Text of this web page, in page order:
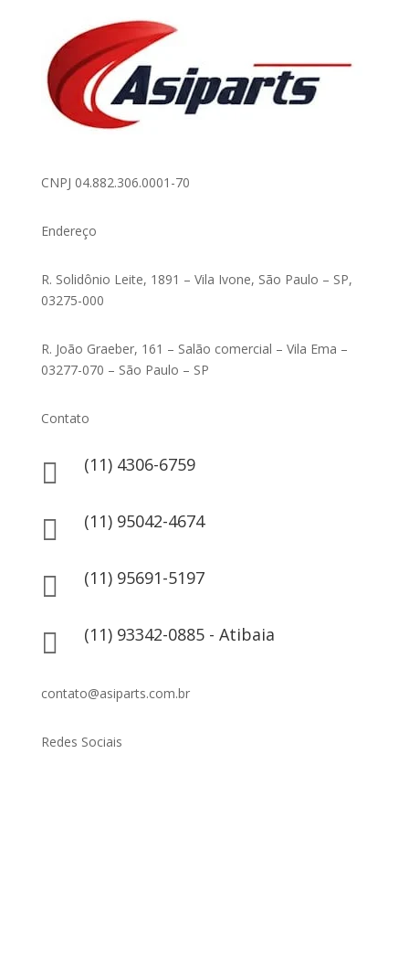
CNPJ 04.882.306.0001-70
Endereço
R. Solidônio Leite, 1891 – Vila Ivone, São Paulo – SP,
03275-000
R. João Graeber, 161 – Salão comercial – Vila Ema –
03277-070 – São Paulo – SP
Contato
 (11) 4306-6759
 (11) 95042-4674
 (11) 95691-5197
 (11) 93342-0885 - Atibaia
contato@asiparts.com.br
Redes Sociais